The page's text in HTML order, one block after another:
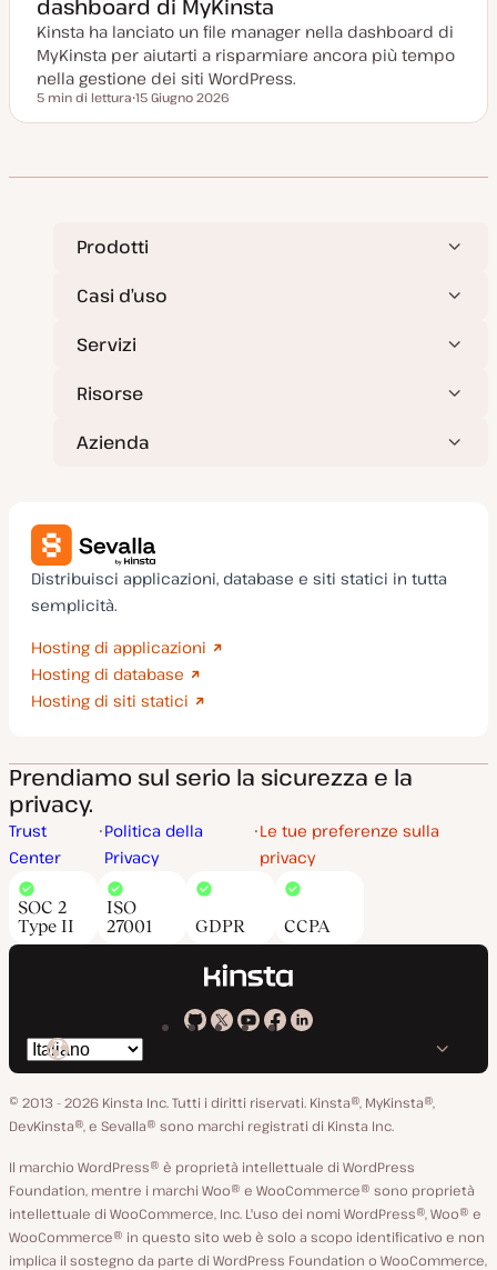
o
r
a
t
a
dashboard di MyKinsta
Kinsta ha lanciato un file manager nella dashboard di
MyKinsta per aiutarti a risparmiare ancora più tempo
nella gestione dei siti WordPress.
Tempo di lettura
5 min di lettura
a
r
n
t
a
15 Giugno 2026
Prodotti
Casi d’uso
Servizi
Risorse
Azienda
Distribuisci applicazioni, database e siti statici in tutta
semplicità.
Hosting di applicazioni
Hosting di database
Hosting di siti statici
Prendiamo sul serio la sicurezza e la
privacy.
Trust
Center
Politica della
Privacy
Le tue preferenze sulla
privacy
SOC 2
Type II
ISO
27001
GDPR CCPA
Kinsta
GitHub
Kinsta
X
Kinsta
YouTube
Kinsta
Facebook
Kinsta
LinkedIn
Cambia
lingua
© 2013 - 2026 Kinsta Inc. Tutti i diritti riservati. Kinsta®, MyKinsta®,
DevKinsta®, e Sevalla® sono marchi registrati di Kinsta Inc.
Il marchio WordPress® è proprietà intellettuale di WordPress
Foundation, mentre i marchi Woo® e WooCommerce® sono proprietà
intellettuale di WooCommerce, Inc. L'uso dei nomi WordPress®, Woo® e
WooCommerce® in questo sito web è solo a scopo identificativo e non
implica il sostegno da parte di WordPress Foundation o WooCommerce,